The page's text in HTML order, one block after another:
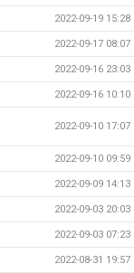
2022-09-19 15:28
2022-09-17 08:07
2022-09-16 23:03
2022-09-16 10:10
2022-09-10 17:07
2022-09-10 09:59
2022-09-09 14:13
2022-09-03 20:03
2022-09-03 07:23
2022-08-31 19:57